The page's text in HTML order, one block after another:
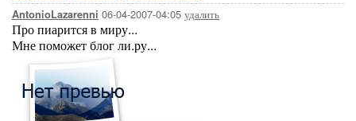
AntonioLazarenni 06-04-2007-04:05 удалить
Про пиарится в миру...
Мне поможет блог ли.ру...